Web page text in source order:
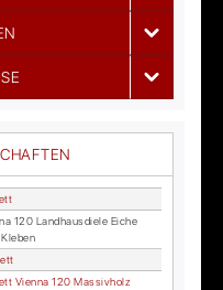
120 Land­haus­die­le Ei­che
Vi­en­na 120 Mas­siv­holz